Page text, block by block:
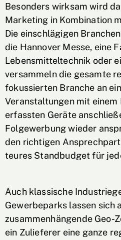
Besonders wirksam wird
Marketing in Kombination
Die einschlägigen
die Hannover Messe, eine
Lebensmitteltechnik oder
versammeln die gesamte
fokussierten Branche an
Veranstaltungen mit
erfassten Geräte
Folgewerbung wieder
den richtigen
teures Standbudget für
Auch klassische
Gewerbeparks lassen sich
zusammenhängende Geo-
ein Zulieferer eine ganze